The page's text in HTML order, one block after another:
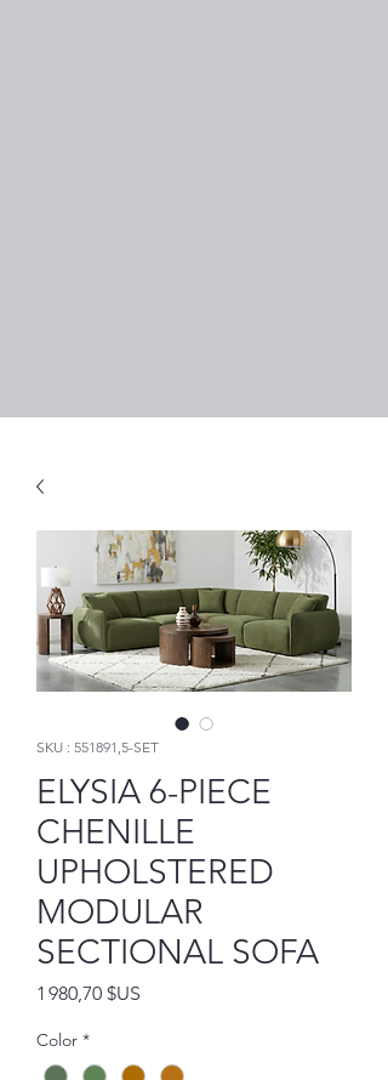
SKU : 551891,5-SET
ELYSIA 6-PIECE
CHENILLE
UPHOLSTERED
MODULAR
SECTIONAL SOFA
1 980,70 $US
Color *